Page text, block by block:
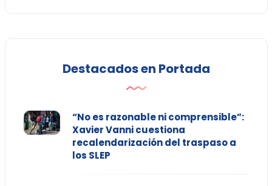
Destacados en Portada
“No es razonable ni comprensible”:
Xavier Vanni cuestiona
recalendarización del traspaso a
los SLEP